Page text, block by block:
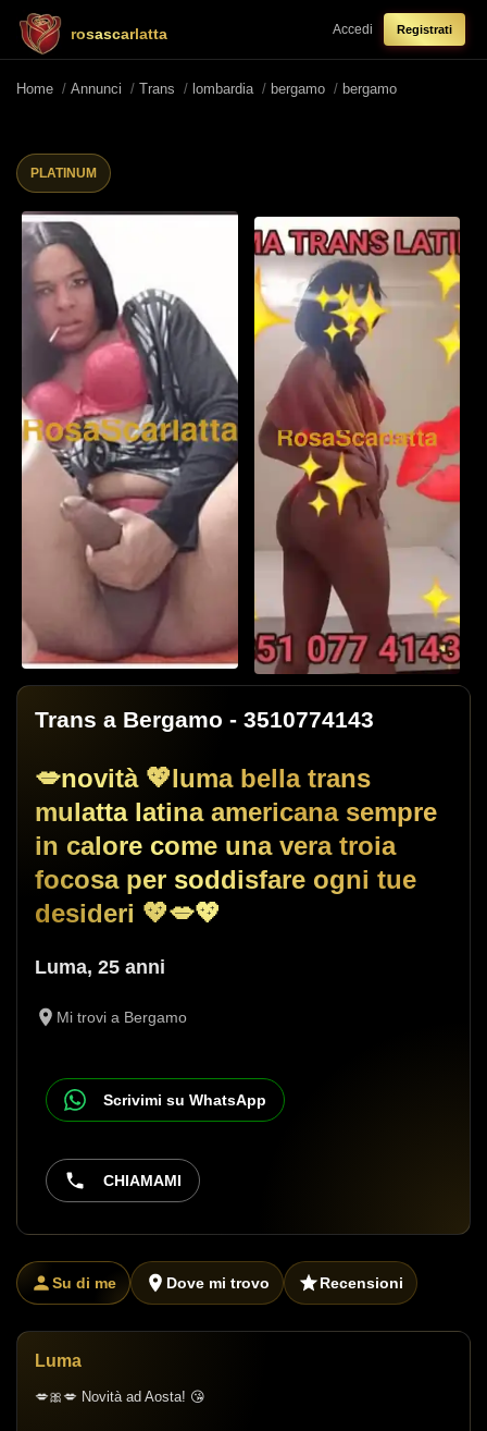
rosascarlatta Accedi Registrati
Home / Annunci / Trans / lombardia / bergamo / bergamo
Trans a Bergamo - 3510774143
💋novità 💖luma bella trans
mulatta latina americana sempre
in calore come una vera troia
focosa per soddisfare ogni tue
desideri 💖💋💖
Luma, 25 anni
Mi trovi a Bergamo
Scrivimi su WhatsApp
CHIAMAMI
PLATINUM
2
Vai alla galleria
Su di me Dove mi trovo Recensioni
Luma
💋🎀💋 Novità ad Aosta! 😘